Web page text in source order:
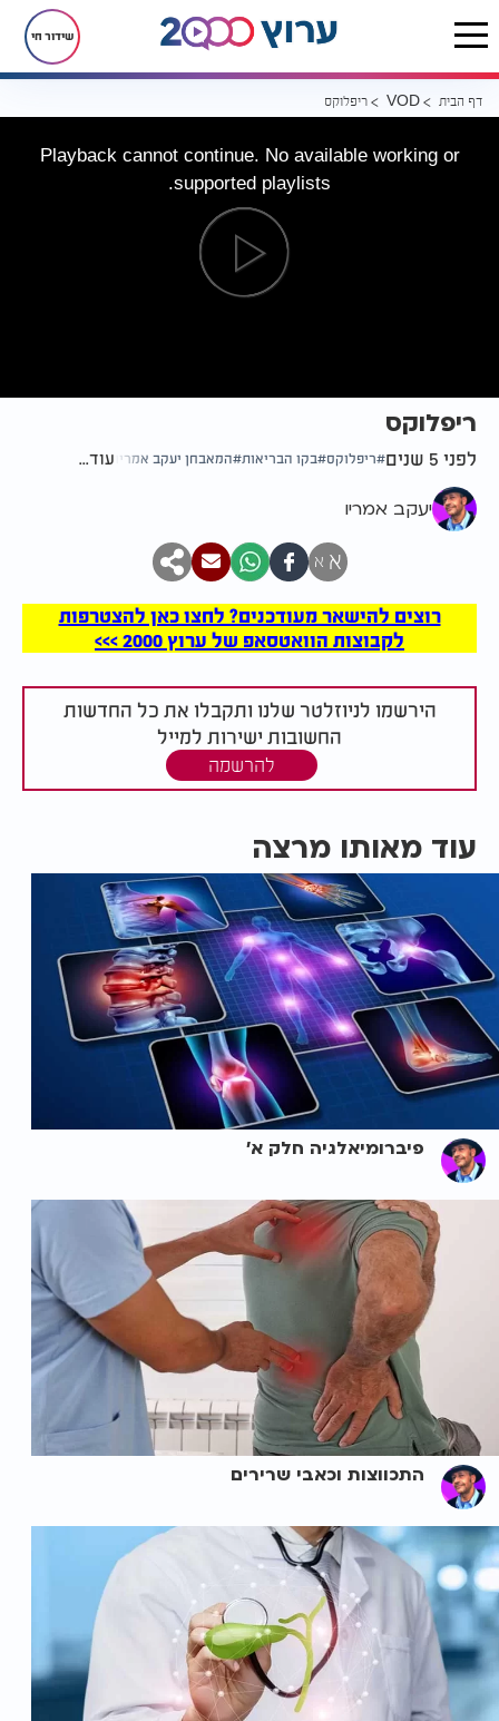
שידור חי
דף הבית VOD ריפלוקס
Playback cannot continue. No available working or
supported playlists.
ריפלוקס
לפני 5 שנים ריפלוקס בקו הבריאות המאבחן יעקב אמריו עוד...
יעקב אמריו
א א
רוצים להישאר מעודכנים? לחצו כאן להצטרפות
לקבוצות הוואטסאפ של ערוץ 2000 >>>
הירשמו לניוזלטר שלנו ותקבלו את כל החדשות
החשובות ישירות למייל
להרשמה
עוד מאותו מרצה
פיברומיאלגיה חלק א'
התכווצות וכאבי שרירים